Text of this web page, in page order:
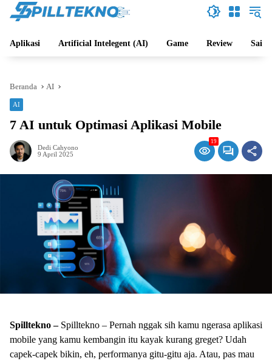
Aplikasi Artificial Intelegent (AI) Game Review Sains
Beranda AI
AI
7 AI untuk Optimasi Aplikasi Mobile
Dedi Cahyono
9 April 2025
19
Spilltekno – Spilltekno – Pernah nggak sih kamu ngerasa aplikasi
mobile yang kamu kembangin itu kayak kurang greget? Udah
capek-capek bikin, eh, performanya gitu-gitu aja. Atau, pas mau